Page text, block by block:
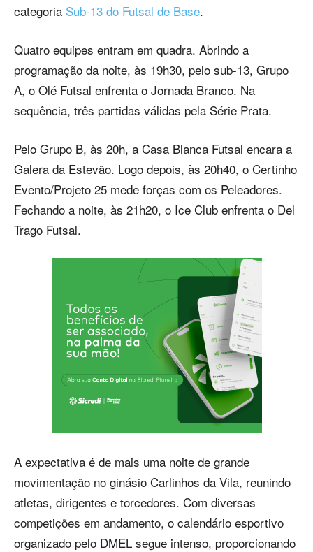
categoria Sub-13 do Futsal de Base.
Quatro equipes entram em quadra. Abrindo a
programação da noite, às 19h30, pelo sub-13, Grupo
A, o Olé Futsal enfrenta o Jornada Branco. Na
sequência, três partidas válidas pela Série Prata.
Pelo Grupo B, às 20h, a Casa Blanca Futsal encara a
Galera da Estevão. Logo depois, às 20h40, o Certinho
Evento/Projeto 25 mede forças com os Peleadores.
Fechando a noite, às 21h20, o Ice Club enfrenta o Del
Trago Futsal.
A expectativa é de mais uma noite de grande
movimentação no ginásio Carlinhos da Vila, reunindo
atletas, dirigentes e torcedores. Com diversas
competições em andamento, o calendário esportivo
organizado pelo DMEL segue intenso, proporcionando